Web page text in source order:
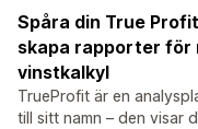
Spåra din True
skapa rapporter för
vinstkalkyl
TrueProfit är en
till sitt namn – den visar